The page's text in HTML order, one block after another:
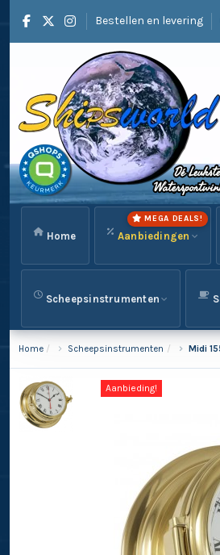
Bestellen en levering
Home Aanbiedingen
MEGA DEALS!
Scheepsinstrumenten
Home Scheepsinstrumenten Midi
Aanbieding!